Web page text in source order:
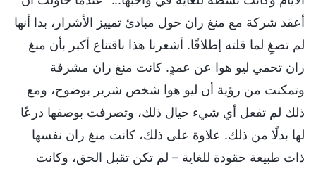
أعقد شركة مع منغ ران حول مبادئ تمييز الأشرار، بدا أنها
لم تصغِ لما قلته إطلاقًا. أشعرنا هذا باقتناع أكبر بأن منغ
ران تحمي ليو هوا عن عمدٍ. كانت منغ ران مشرفة
وتمكنت من رؤية أن ليو هوا شخص شرير بوضوح، ومع
ذلك لم تفعل أي شيء حيال ذلك، وتصرفت بوصفها درعًا
لها بدلًا من ذلك. علاوة على ذلك، كانت منغ ران نفسها
ذات طبيعة حقودة للغاية – لم تكن تقبل الحق، وكانت